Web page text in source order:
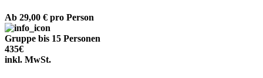
Ab 29,00 € pro Person
Gruppe bis 15 Personen
435€
inkl. MwSt.